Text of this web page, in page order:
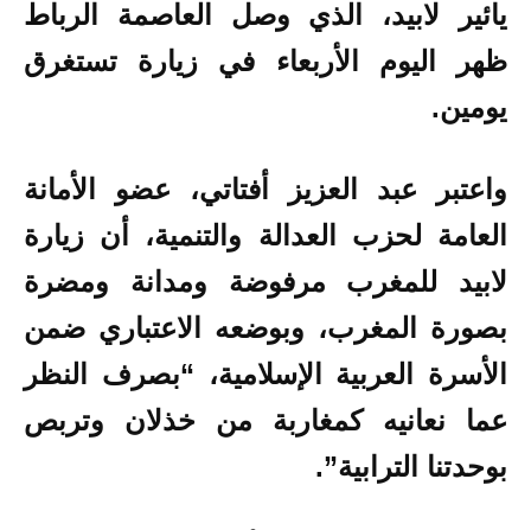
يائير لابيد، الذي وصل العاصمة الرباط
ظهر اليوم الأربعاء في زيارة تستغرق
يومين.
واعتبر عبد العزيز أفتاتي، عضو الأمانة
العامة لحزب العدالة والتنمية، أن زيارة
لابيد للمغرب مرفوضة ومدانة ومضرة
بصورة المغرب، وبوضعه الاعتباري ضمن
الأسرة العربية الإسلامية، “بصرف النظر
عما نعانيه كمغاربة من خذلان وتربص
بوحدتنا الترابية”.